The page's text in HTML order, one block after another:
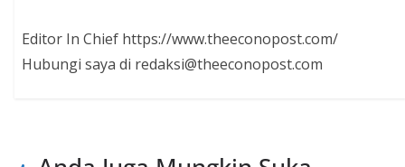
Editor In Chief https://www.theeconopost.com/
Hubungi saya di redaksi@theeconopost.com